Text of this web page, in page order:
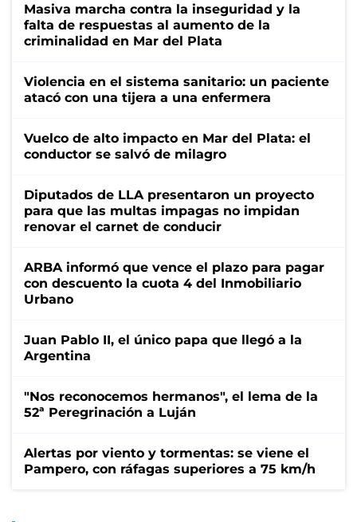
Masiva marcha contra la inseguridad y la
falta de respuestas al aumento de la
criminalidad en Mar del Plata
Violencia en el sistema sanitario: un paciente
atacó con una tijera a una enfermera
Vuelco de alto impacto en Mar del Plata: el
conductor se salvó de milagro
Diputados de LLA presentaron un proyecto
para que las multas impagas no impidan
renovar el carnet de conducir
ARBA informó que vence el plazo para pagar
con descuento la cuota 4 del Inmobiliario
Urbano
Juan Pablo II, el único papa que llegó a la
Argentina
"Nos reconocemos hermanos", el lema de la
52ª Peregrinación a Luján
Alertas por viento y tormentas: se viene el
Pampero, con ráfagas superiores a 75 km/h